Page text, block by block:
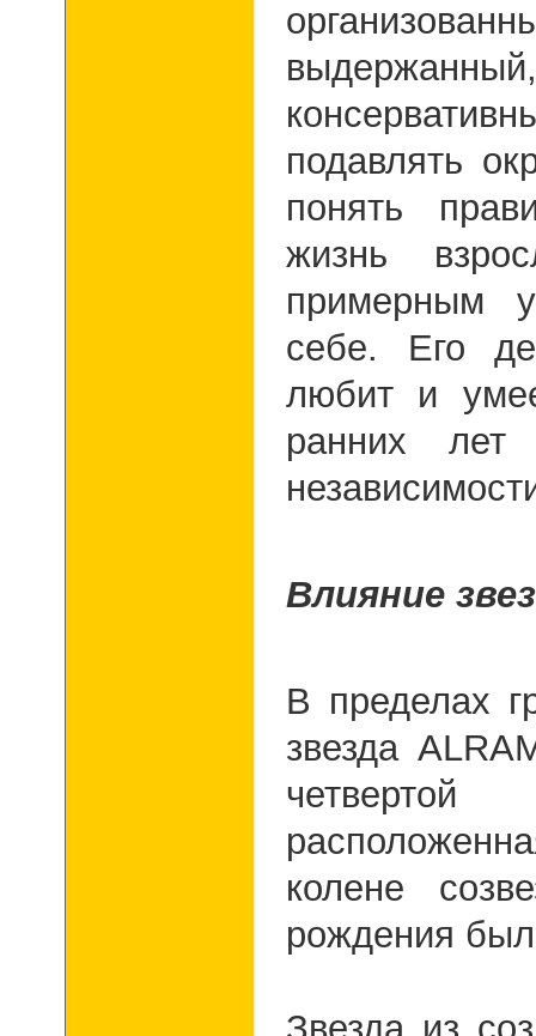
подавлять
понять
жизнь
примерным
себе. Его
любит и
ранних лет
Влияние
В пределах
звезда
колене
рождения